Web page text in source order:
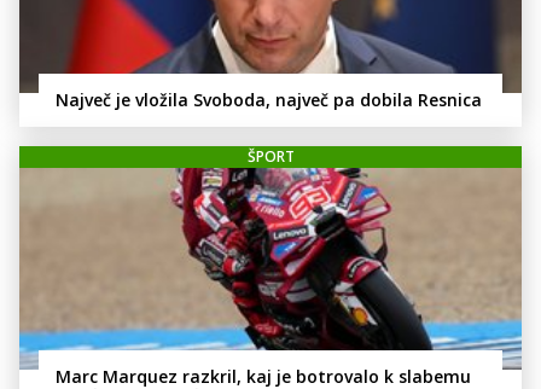
Največ je vložila Svoboda, največ pa dobila Resnica
ŠPORT
Marc Marquez razkril, kaj je botrovalo k slabemu